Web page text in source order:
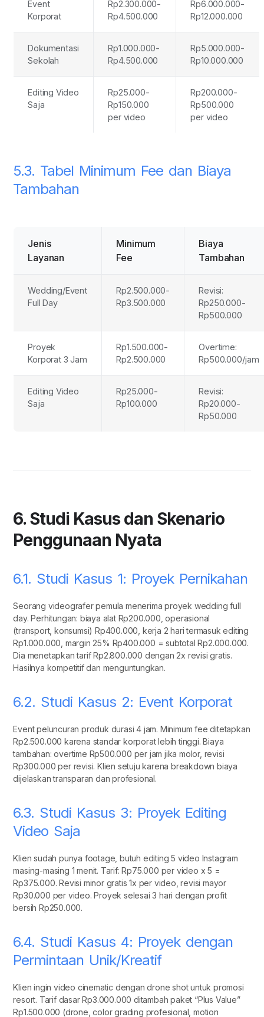
Event
Korporat
Rp2.300.000-
Rp4.500.000
Rp6.000.000-
Rp12.000.000
Dokumentasi
Sekolah
Rp1.000.000-
Rp4.500.000
Rp5.000.000-
Rp10.000.000
Editing Video
Saja
Rp25.000-
Rp150.000
per video
Rp200.000-
Rp500.000
per video
5.3. Tabel Minimum Fee dan Biaya
Tambahan
Jenis
Layanan
Minimum
Fee
Biaya
Tambahan
Wedding/Event
Full Day
Rp2.500.000-
Rp3.500.000
Revisi:
Rp250.000-
Rp500.000
Proyek
Korporat 3 Jam
Rp1.500.000-
Rp2.500.000
Overtime:
Rp500.000/jam
Editing Video
Saja
Rp25.000-
Rp100.000
Revisi:
Rp20.000-
Rp50.000
6. Studi Kasus dan Skenario
Penggunaan Nyata
6.1. Studi Kasus 1: Proyek Pernikahan
Seorang videografer pemula menerima proyek wedding full
day. Perhitungan: biaya alat Rp200.000, operasional
(transport, konsumsi) Rp400.000, kerja 2 hari termasuk editing
Rp1.000.000, margin 25% Rp400.000 = subtotal Rp2.000.000.
Dia menetapkan tarif Rp2.800.000 dengan 2x revisi gratis.
Hasilnya kompetitif dan menguntungkan.
6.2. Studi Kasus 2: Event Korporat
Event peluncuran produk durasi 4 jam. Minimum fee ditetapkan
Rp2.500.000 karena standar korporat lebih tinggi. Biaya
tambahan: overtime Rp500.000 per jam jika molor, revisi
Rp300.000 per revisi. Klien setuju karena breakdown biaya
dijelaskan transparan dan profesional.
6.3. Studi Kasus 3: Proyek Editing
Video Saja
Klien sudah punya footage, butuh editing 5 video Instagram
masing-masing 1 menit. Tarif: Rp75.000 per video x 5 =
Rp375.000. Revisi minor gratis 1x per video, revisi mayor
Rp30.000 per video. Proyek selesai 3 hari dengan profit
bersih Rp250.000.
6.4. Studi Kasus 4: Proyek dengan
Permintaan Unik/Kreatif
Klien ingin video cinematic dengan drone shot untuk promosi
resort. Tarif dasar Rp3.000.000 ditambah paket “Plus Value”
Rp1.500.000 (drone, color grading profesional, motion